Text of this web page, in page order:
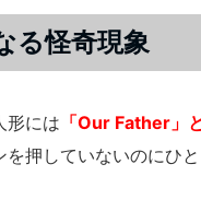
る怪奇現象
形には 「Our Father」
を押していないのにひ